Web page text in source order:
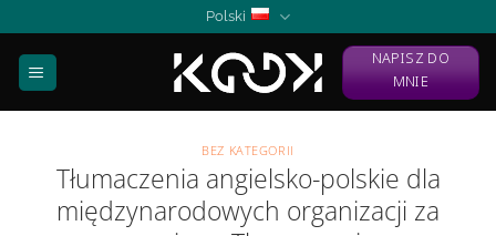
content
Polski
NAPISZ DO
MNIE
BEZ KATEGORII
Tłumaczenia angielsko-polskie dla
międzynarodowych organizacji za